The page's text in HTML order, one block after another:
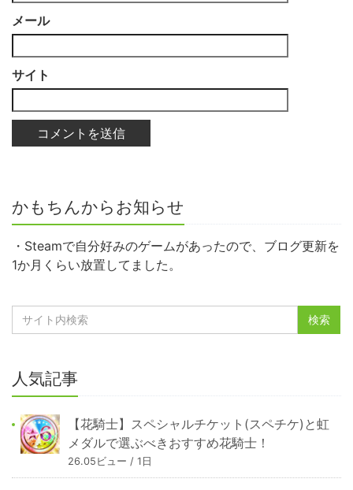
メール
サイト
かもちんからお知らせ
・Steamで自分好みのゲームがあったので、ブログ更新を
1か月くらい放置してました。
人気記事
【花騎士】スペシャルチケット(スペチケ)と虹
メダルで選ぶべきおすすめ花騎士！
26.05ビュー / 1日